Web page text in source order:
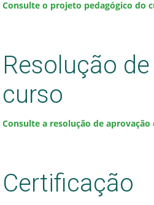
Consulte o projeto pedagógico do
Resolução
curso
Consulte a resolução de
Certificação